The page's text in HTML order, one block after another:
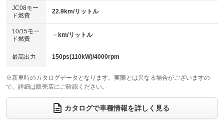
電動格納ミラー
：装備あり
：装備なし
パワーシート
ベンチシート
：装備なし
チップアップシート
：装備なし
：装備なし ：装備なし
ウォークスルー
：装備なし
電動リアゲート フロントカメラ
：装備なし
JC08モー
ド燃費
22.9km/リットル
10/15モー
ド燃費
－km/リットル
最高出力 150ps(110kW)/4000rpm
※新車時のカタログデータとなります。実際とは異なる場合がございますの
で、詳細は販売店にご確認ください。
カタログで車種情報を詳しく見る